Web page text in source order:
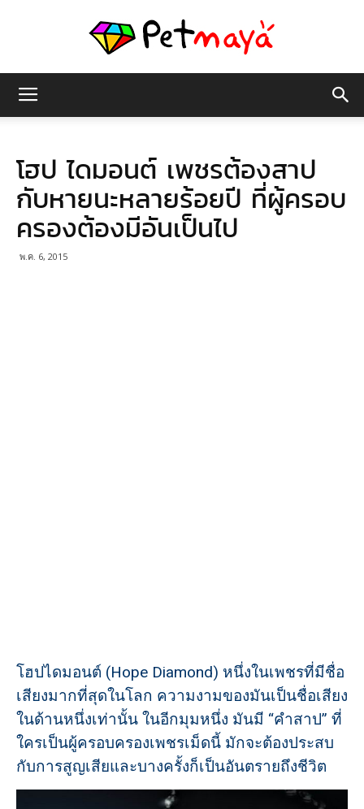
มายา
โฮป ไดมอนต์ เพชรต้องสาป
กับหายนะหลายร้อยปี ที่ผู้ครอบ
ครองต้องมีอันเป็นไป
พ.ค. 6, 2015
โฮปไดมอนต์ (Hope Diamond) หนึ่งในเพชรที่มีชื่อ
เสียงมากที่สุดในโลก ความงามของมันเป็นชื่อเสียง
ในด้านหนึ่งเท่านั้น ในอีกมุมหนึ่ง มันมี “คำสาป” ที่
ใครเป็นผู้ครอบครองเพชรเม็ดนี้ มักจะต้องประสบ
กับการสูญเสียและบางครั้งก็เป็นอันตรายถึงชีวิต